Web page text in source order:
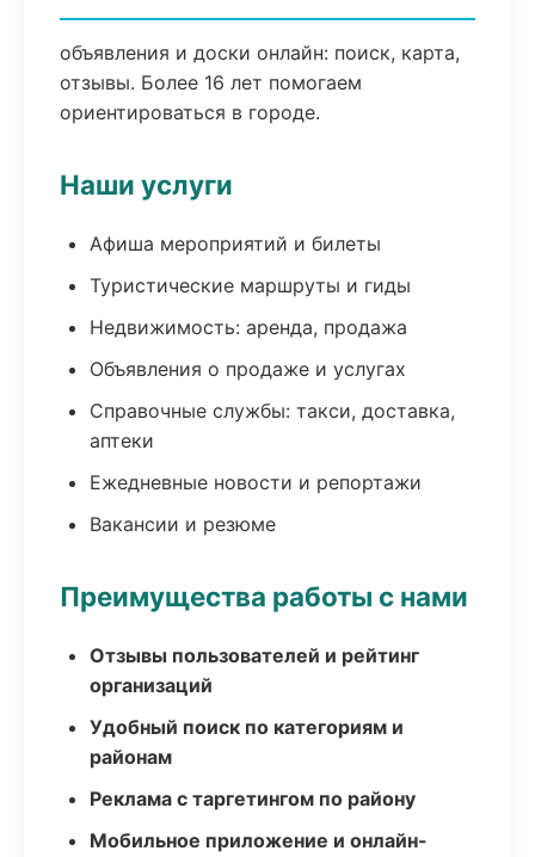
объявления и доски онлайн: поиск, карта,
отзывы. Более 16 лет помогаем
ориентироваться в городе.
Наши услуги
Афиша мероприятий и билеты
Туристические маршруты и гиды
Недвижимость: аренда, продажа
Объявления о продаже и услугах
Справочные службы: такси, доставка,
аптеки
Ежедневные новости и репортажи
Вакансии и резюме
Преимущества работы с нами
Отзывы пользователей и рейтинг
организаций
Удобный поиск по категориям и
районам
Реклама с таргетингом по району
Мобильное приложение и онлайн-